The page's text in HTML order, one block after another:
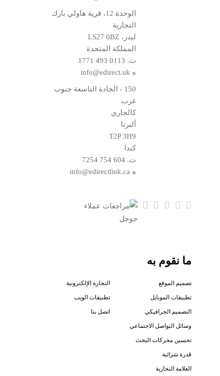
الوحدة 12، قرية هاولي بارك
التجارية
ليدز، LS27 0BZ
المملكة المتحدة
ت. 0113 493 1771
ه info@edirect.uk
150 - الجادة التاسعة جنوب
غرب
كالجاري
ألبرتا
T2P 3H9
كندا
ت.604 754 7254
ه info@edirectlink.ca
ما نقوم به
تصميم الموقع
تطبيقات الموبايل
التصميم الجرافيكي
وسائل التواصل الاجتماعي
تحسين محركات البحث
قدرة شرائية
العلامة التجارية
التجارة الإلكترونية
تطبيقات الويب
اتصل بنا